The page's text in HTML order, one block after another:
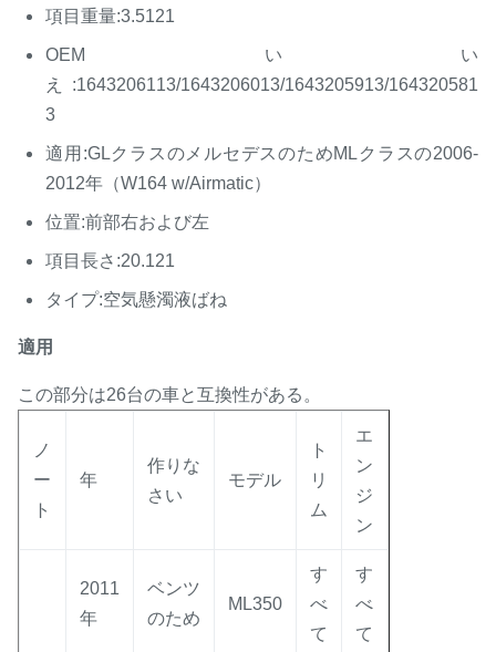
項目重量:3.5121
OEMいい
え:1643206113/1643206013/1643205913/164320581
3
適用:GLクラスのメルセデスのためMLクラスの2006-
2012年（W164 w/Airmatic）
位置:前部右および左
項目長さ:20.121
タイプ:空気懸濁液ばね
適用
この部分は26台の車と互換性がある。
ノ
ー
ト
年
作りな
さい
モデル
ト
リ
ム
エ
ン
ジ
ン
2011
年
ベンツ
のため
ML350
す
べ
て
す
べ
て